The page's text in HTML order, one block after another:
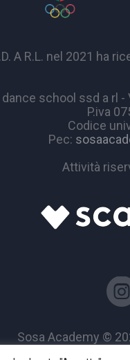
A R.L. nel 2021
school ssd a rl -
P.iva
Codice
Pec:
Attività
Sosa Academy ©